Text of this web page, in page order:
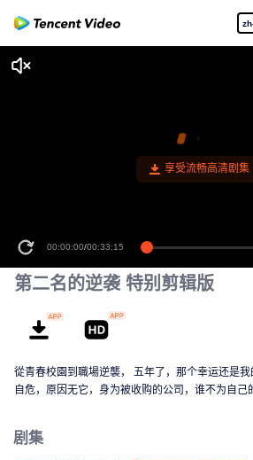
享受流畅高清剧集
00:00:00/00:33:15
第二名的逆袭 特别剪辑版
從青春校園到職場逆襲， 五年了，那个幸运还是我
自危，原因无它，身为被收购的公司，谁不为自
眼前一派轻松自在的高仕德，五年的时间，足够让
剧集